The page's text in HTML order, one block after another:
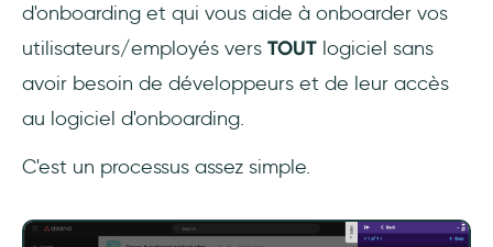
d'onboarding et qui vous aide à onboarder vos
utilisateurs/employés vers TOUT logiciel sans
avoir besoin de développeurs et de leur accès
au logiciel d'onboarding.
C'est un processus assez simple.